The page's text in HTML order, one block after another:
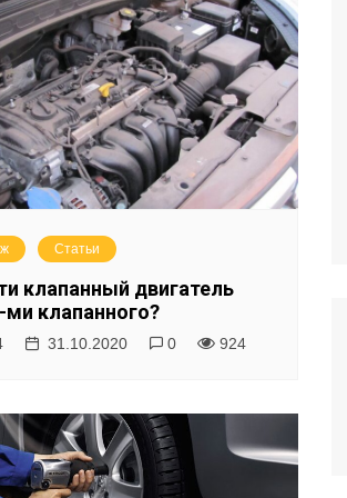
Статьи
клапанный двигатель
клапанного?
31.10.2020 0 924